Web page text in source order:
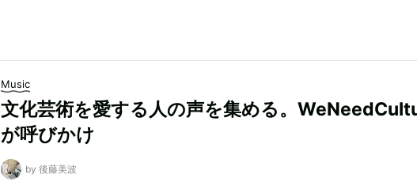
Music
文化芸術を愛する人の声を集める。
が呼びかけ
by 後藤美波